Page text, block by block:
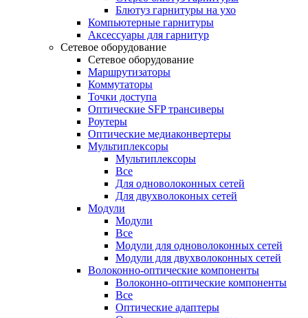
Блютуз гарнитуры на ухо
Компьютерные гарнитуры
Аксессуары для гарнитур
Сетевое оборудование
Сетевое оборудование
Маршрутизаторы
Коммутаторы
Точки доступа
Оптические SFP трансиверы
Роутеры
Оптические медиаконвертеры
Мультиплексоры
Мультиплексоры
Все
Для одноволоконных сетей
Для двухволоконых сетей
Модули
Модули
Все
Модули для одноволоконных сетей
Модули для двухволоконных сетей
Волоконно-оптические компоненты
Волоконно-оптические компоненты
Все
Оптические адаптеры